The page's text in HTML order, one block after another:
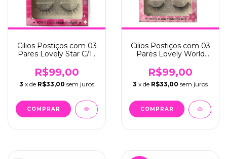
Cilios Postiços com 03
Pares Lovely Star C/12
(QBM671-4)
R$99,00
3 x de R$33,00 sem juros
Cilios Postiços com 03
Pares Lovely World
(QBM671-2)
R$99,00
3 x de R$33,00 sem juros